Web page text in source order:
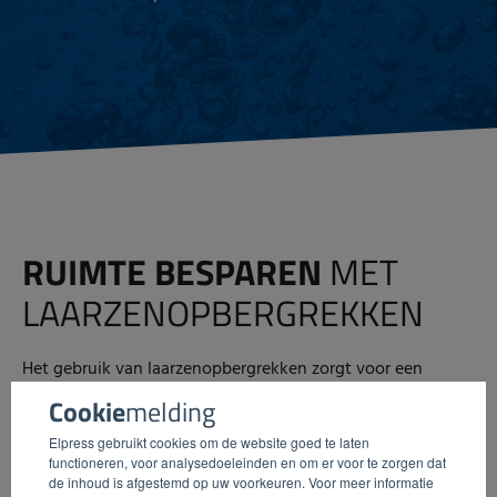
Cookiemelding
Elpress gebruikt cookies om de website goed te laten
functioneren, voor analysedoeleinden en om er voor te zorgen dat
de inhoud is afgestemd op uw voorkeuren. Voor meer informatie
RUIMTE BESPAREN MET
LAARZENOPBERGREKKEN
Het gebruik van laarzenopbergrekken zorgt voor een
efficiënte en opgeruimde werkomgeving. De
laarzenopbergrekkenbieden een oplossing voor het
opbergen van laarzen in verticale posities, waardoor
vloerruimte vrijkomt. Dit resulteert in een geordende en